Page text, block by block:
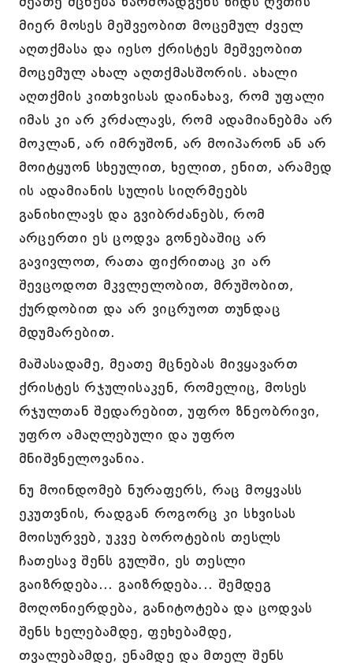
მიერ მოსეს მეშვეობით მოცემულ ძველ
აღთქმასა და იესო ქრისტეს მეშვეობით
მოცემულ ახალ აღთქმასშორის. ახალი
აღთქმის კითხვისას დაინახავ, რომ უფალი
იმას კი არ კრძალავს, რომ ადამიანებმა არ
მოკლან, არ იმრუშონ, არ მოიპარონ ან არ
მოიტყუონ სხეულით, ხელით, ენით, არამედ
ის ადამიანის სულის სიღრმეებს
განიხილავს და გვიბრძანებს, რომ
არცერთი ეს ცოდვა გონებაშიც არ
გავივლოთ, რათა ფიქრითაც კი არ
შევცოდოთ მკვლელობით, მრუშობით,
ქურდობით და არ ვიცრუოთ თუნდაც
მდუმარებით.
მაშასადამე, მეათე მცნებას მივყავართ
ქრისტეს რჯულისაკენ, რომელიც, მოსეს
რჯულთან შედარებით, უფრო ზნეობრივი,
უფრო ამაღლებული და უფრო
მნიშვნელოვანია.
ნუ მოინდომებ ნურაფერს, რაც მოყვასს
ეკუთვნის, რადგან როგორც კი სხვისას
მოისურვებ, უკვე ბოროტების თესლს
ჩათესავ შენს გულში, ეს თესლი
გაიზრდება... გაიზრდება... შემდეგ
მოღონიერდება, განიტოტება და ცოდვას
შენს ხელებამდე, ფეხებამდე,
თვალებამდე, ენამდე და მთელ შენს